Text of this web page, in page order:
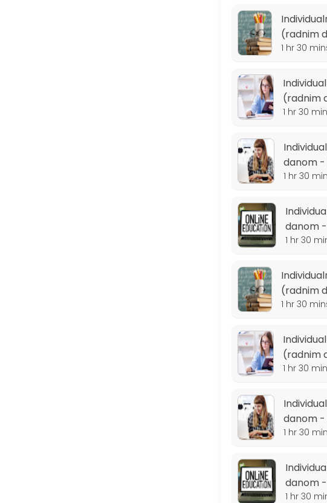
Na adresi na&#x161;e ili Va&#x161;e tvrtke za do 5 polaznika ili grupe do 5
Individualna poduka (1 na 1) u uredu tvrtke
Poduke za studente u grupi od 2 do 5 polaznika u
Poduke za u&#x10d;enike ili odrasle u grupi od 2
Individualna poduka (1 na 1) u uredu tvrtke
(radnim
1 hr 30
(radnim
1 hr 30
danom
1 hr 30
danom
1 hr 30
(radnim
1 hr 30
(radnim
1 hr 30
danom
1 hr 30
danom
1 hr 30